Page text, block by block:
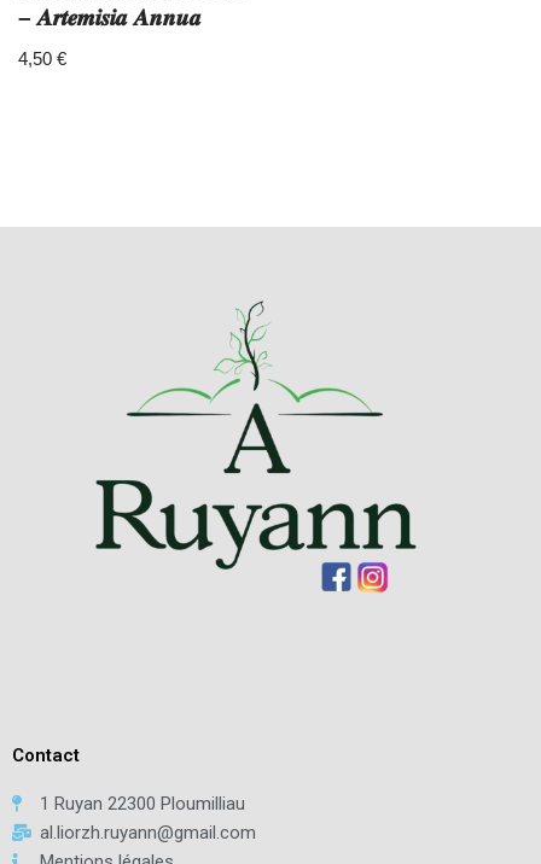
– 𝑨𝒓𝒕𝒆𝒎𝒊𝒔𝒊𝒂 𝑨𝒏𝒏𝒖𝒂
4,50 €
Contact
1 Ruyan 22300 Ploumilliau
al.liorzh.ruyann@gmail.com